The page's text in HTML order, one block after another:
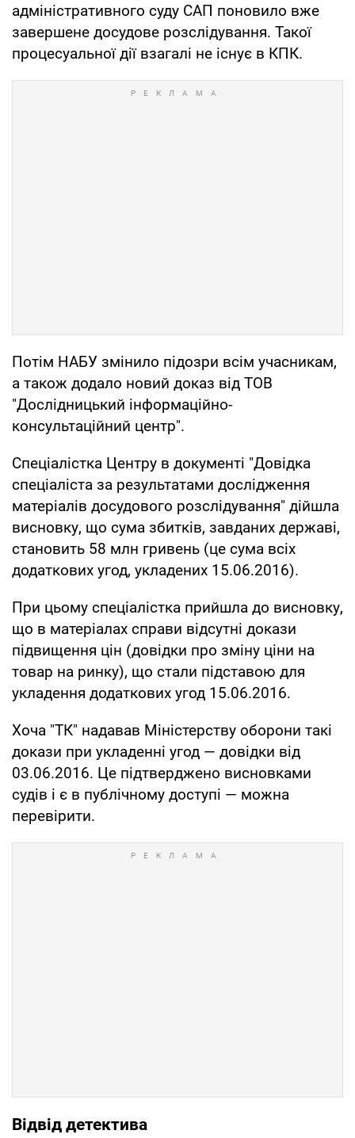
адміністративного суду САП поновило вже
завершене досудове розслідування. Такої
процесуальної дії взагалі не існує в КПК.
Потім НАБУ змінило підозри всім учасникам,
а також додало новий доказ від ТОВ
"Дослідницький інформаційно-
консультаційний центр".
Спеціалістка Центру в документі "Довідка
спеціаліста за результатами дослідження
матеріалів досудового розслідування" дійшла
висновку, що сума збитків, завданих державі,
становить 58 млн гривень (це сума всіх
додаткових угод, укладених 15.06.2016).
При цьому спеціалістка прийшла до висновку,
що в матеріалах справи відсутні докази
підвищення цін (довідки про зміну ціни на
товар на ринку), що стали підставою для
укладення додаткових угод 15.06.2016.
Хоча "ТК" надавав Міністерству оборони такі
докази при укладенні угод — довідки від
03.06.2016. Це підтверджено висновками
судів і є в публічному доступі — можна
перевірити.
Відвід детектива